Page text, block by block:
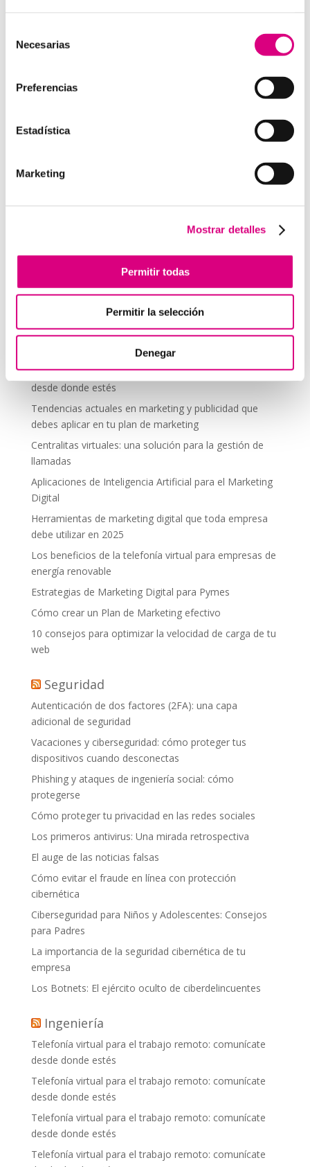
Necesarias
Preferencias
Estadística
Marketing
Mostrar detalles
Permitir todas
Permitir la selección
Denegar
15 años de experiencia, disponemos de un equipo de
negocio.
Telefonía Virtual, Antivirus y Seguridad,
; siempre con las garantías de un trabajo
excelente.
o a
través de nuestro email:
hola@grupo-system.com
para publicar un
comentario.
Telefonía Virtual
Interfonos IP para aerogeneradores: comunicación
Telefonía virtual para el trabajo remoto: comunícate
desde donde estés
Tendencias actuales en marketing y publicidad que
debes aplicar en tu plan de marketing
Centralitas virtuales: una solución para la gestión de
llamadas
Aplicaciones de Inteligencia Artificial para el Marketing
Digital
Herramientas de marketing digital que toda empresa
debe utilizar en 2025
Los beneficios de la telefonía virtual para empresas de
energía renovable
Estrategias de Marketing Digital para Pymes
Cómo crear un Plan de Marketing efectivo
10 consejos para optimizar la velocidad de carga de tu
web
Seguridad
Autenticación de dos factores (2FA): una capa
adicional de seguridad
Vacaciones y ciberseguridad: cómo proteger tus
dispositivos cuando desconectas
Phishing y ataques de ingeniería social: cómo
protegerse
Cómo proteger tu privacidad en las redes sociales
Los primeros antivirus: Una mirada retrospectiva
El auge de las noticias falsas
Cómo evitar el fraude en línea con protección
cibernética
Ciberseguridad para Niños y Adolescentes: Consejos
para Padres
La importancia de la seguridad cibernética de tu
empresa
Los Botnets: El ejército oculto de ciberdelincuentes
Ingeniería
Telefonía virtual para el trabajo remoto: comunícate
desde donde estés
Telefonía virtual para el trabajo remoto: comunícate
desde donde estés
Telefonía virtual para el trabajo remoto: comunícate
desde donde estés
Telefonía virtual para el trabajo remoto: comunícate